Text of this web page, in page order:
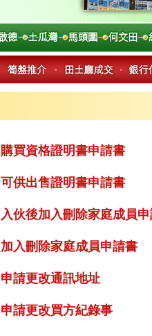
購買資格證明書申請書
可供出售證明書申請書
入伙後加入刪除家庭成員
加入刪除家庭成員申請書
申請更改通訊地址
申請更改買方紀錄事